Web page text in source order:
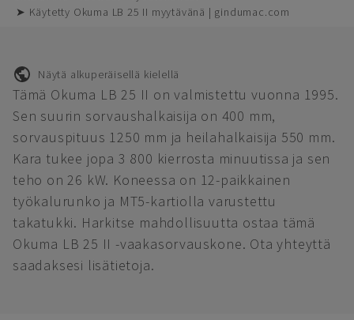
➤ Käytetty Okuma LB 25 II myytävänä | gindumac.com
Näytä alkuperäisellä kielellä
Tämä Okuma LB 25 II on valmistettu vuonna 1995.
Sen suurin sorvaushalkaisija on 400 mm,
sorvauspituus 1250 mm ja heilahalkaisija 550 mm.
Kara tukee jopa 3 800 kierrosta minuutissa ja sen
teho on 26 kW. Koneessa on 12-paikkainen
työkalurunko ja MT5-kartiolla varustettu
takatukki. Harkitse mahdollisuutta ostaa tämä
Okuma LB 25 II -vaakasorvauskone. Ota yhteyttä
saadaksesi lisätietoja.